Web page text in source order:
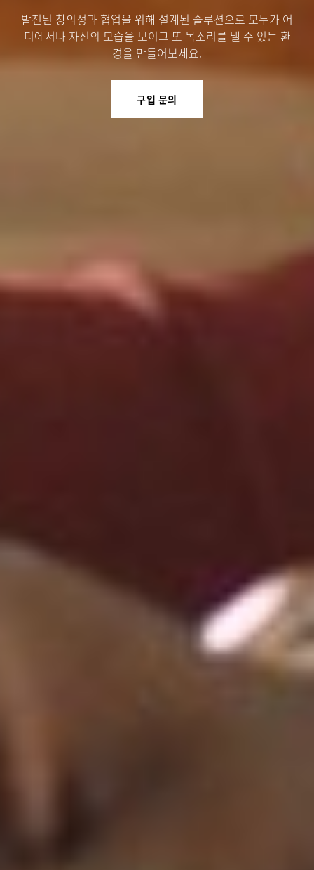
발전된 창의성과 협업을 위해 설계된 솔루션으로 모두가 어
디에서나 자신의 모습을 보이고 또 목소리를 낼 수 있는 환
경을 만들어보세요.
구입 문의